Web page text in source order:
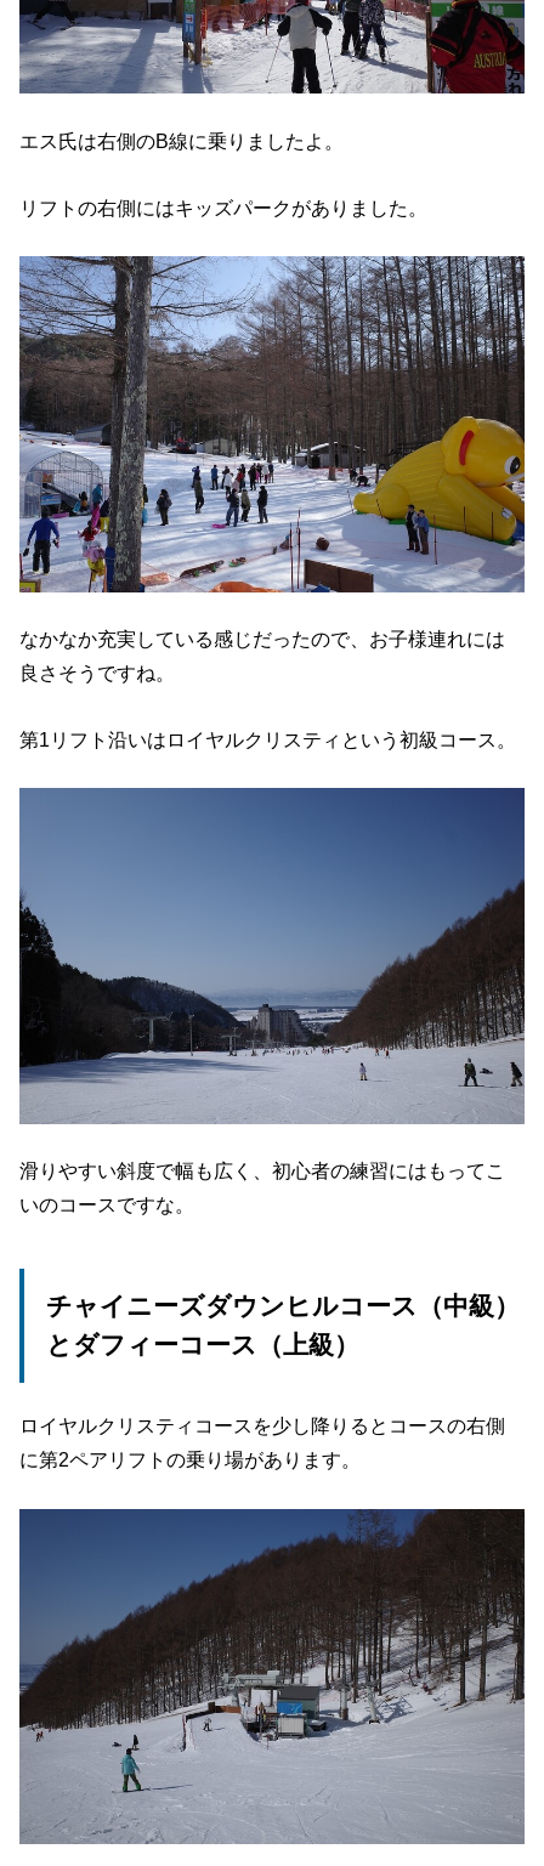
エス氏は右側のB線に乗りましたよ。
リフトの右側にはキッズパークがありました。
なかなか充実している感じだったので、お子様連れには
良さそうですね。
第1リフト沿いはロイヤルクリスティという初級コース。
滑りやすい斜度で幅も広く、初心者の練習にはもってこ
いのコースですな。
チャイニーズダウンヒルコース（中級）
とダフィーコース（上級）
ロイヤルクリスティコースを少し降りるとコースの右側
に第2ペアリフトの乗り場があります。